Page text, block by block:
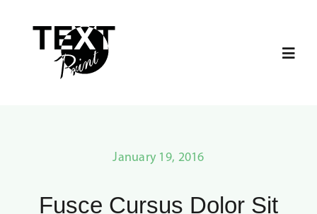
Gravyr
January 19, 2016
Fusce Cursus Dolor Sit